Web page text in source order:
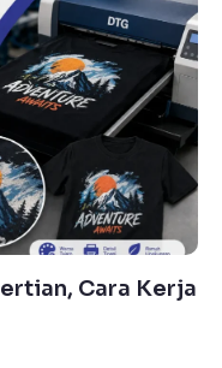
Cara Kerja